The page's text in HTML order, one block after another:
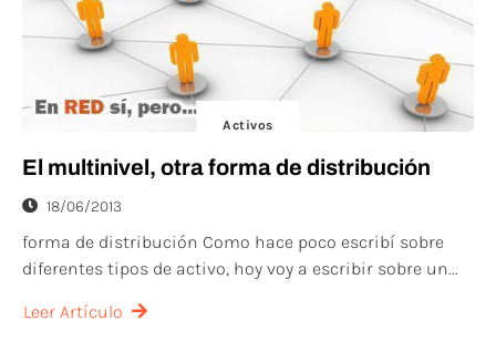
Activos
El multinivel, otra forma de distribución
18/06/2013
forma de distribución Como hace poco escribí sobre
diferentes tipos de activo, hoy voy a escribir sobre un...
Leer Artículo